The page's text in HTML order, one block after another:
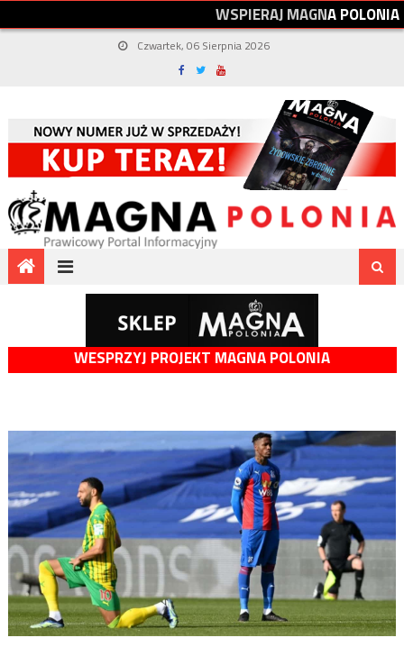
WSPIERAJMAGNAPOLONIA
Czwartek, 06 Sierpnia 2026
WESPRZYJ PROJEKT MAGNA POLONIA